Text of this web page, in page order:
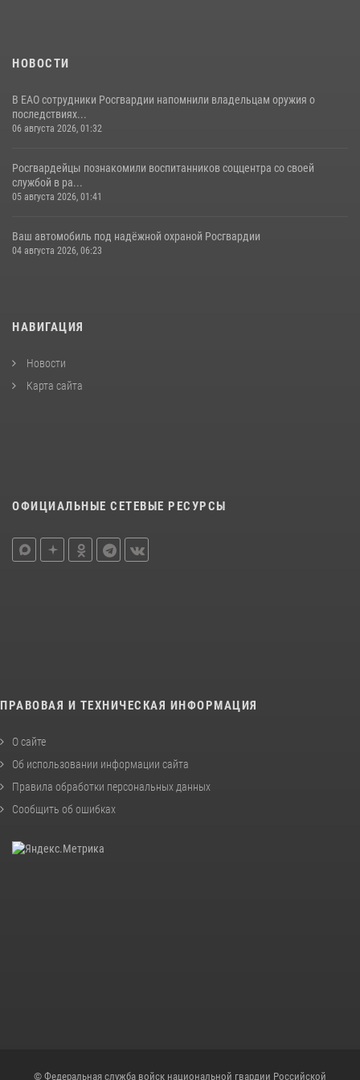
НОВОСТИ
В ЕАО сотрудники Росгвардии напомнили владельцам оружия о
последствиях...
06 августа 2026, 01:32
Росгвардейцы познакомили воспитанников соццентра со своей
службой в ра...
05 августа 2026, 01:41
Ваш автомобиль под надёжной охраной Росгвардии
04 августа 2026, 06:23
НАВИГАЦИЯ
Новости
Карта сайта
ОФИЦИАЛЬНЫЕ СЕТЕВЫЕ РЕСУРСЫ
ПРАВОВАЯ И ТЕХНИЧЕСКАЯ ИНФОРМАЦИЯ
О сайте
Об использовании информации сайта
Правила обработки персональных данных
Сообщить об ошибках
© Федеральная служба войск национальной гвардии Российской